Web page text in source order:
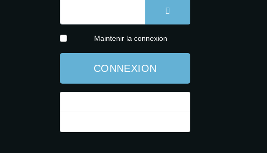
AFFICHER LE MOT DE
Maintenir la connexion
CONNEXION